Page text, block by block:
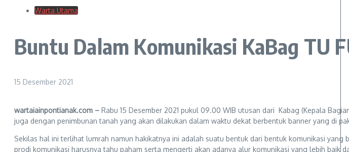
Warta Utama
Buntu Dalam Komunikasi KaBag TU
15 Desember 2021
wartaiainpontianak.com – Rabu 15 Desember 2021 pukul 09.00 WIB utusan dari Kabag (Kepala
juga dengan penimbunan tanah yang akan dilakukan dalam waktu dekat berbentuk banner yang di
Sekilas hal ini terlihat lumrah namun hakikatnya ini adalah suatu bentuk dari bentuk komunikasi
prodi komunikasi harusnya tahu paham serta mengerti akan adanya alur komunikasi yang lebih baik